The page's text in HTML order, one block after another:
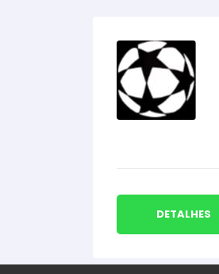
DETALHES